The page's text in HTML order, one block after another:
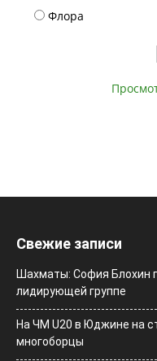
Флора
Свежие записи
Шахматы: София Блохин
лидирующей группе
На ЧМ U20 в Юджине на
многоборцы